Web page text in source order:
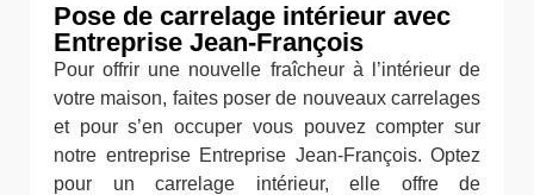
Pose de carrelage intérieur avec
Entreprise Jean-François
Pour offrir une nouvelle fraîcheur à l’intérieur de
votre maison, faites poser de nouveaux carrelages
et pour s’en occuper vous pouvez compter sur
notre entreprise Entreprise Jean-François. Optez
pour un carrelage intérieur, elle offre de